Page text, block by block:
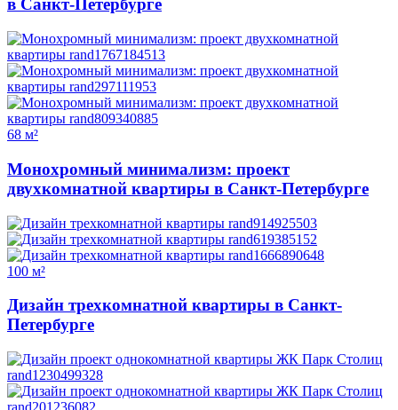
в Санкт-Петербурге
68 м²
Монохромный минимализм: проект
двухкомнатной квартиры в Санкт-Петербурге
100 м²
Дизайн трехкомнатной квартиры в Санкт-
Петербурге